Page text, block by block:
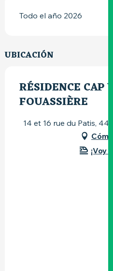
Todo el año 2026
UBICACIÓN
RÉSIDENCE CAP
FOUASSIÈRE
14 et 16 rue du Patis,
¡Voy